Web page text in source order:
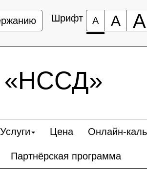
Шрифт А А А
Услуги Цена Онлайн-
Партнёрская программа